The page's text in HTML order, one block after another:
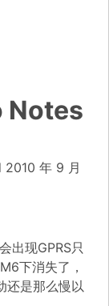
Notes
2010 年 9 月
现GPRS只
下消失了，
还是那么慢以